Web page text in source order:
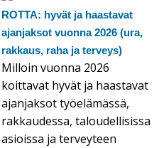
ROTTA: hyvät ja haastavat
ajanjaksot vuonna 2026 (ura,
rakkaus, raha ja terveys)
Milloin vuonna 2026
koittavat hyvät ja haastavat
ajanjaksot työelämässä,
rakkaudessa, taloudellisissa
asioissa ja terveyteen